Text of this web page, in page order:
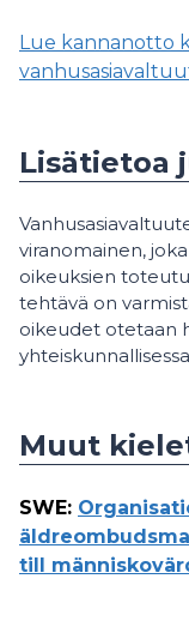
Lue kannanotto
Lisätietoa
viranomainen,
oikeuksien
tehtävä on
oikeudet otetaan
Muut
SWE:
till